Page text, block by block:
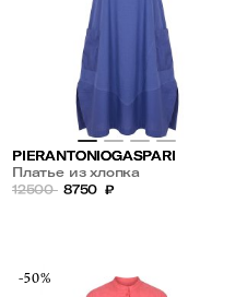
PIERANTONIOGASPARI
Платье из хлопка
12500 8750 ₽
-50%